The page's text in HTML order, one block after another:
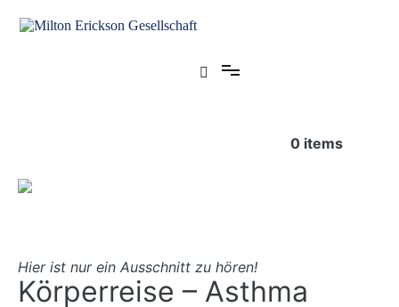
Inhalt
0 items
Hier ist nur ein Ausschnitt zu hören!
Körperreise – Asthma